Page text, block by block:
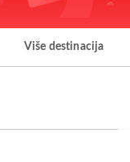
Više destinacija